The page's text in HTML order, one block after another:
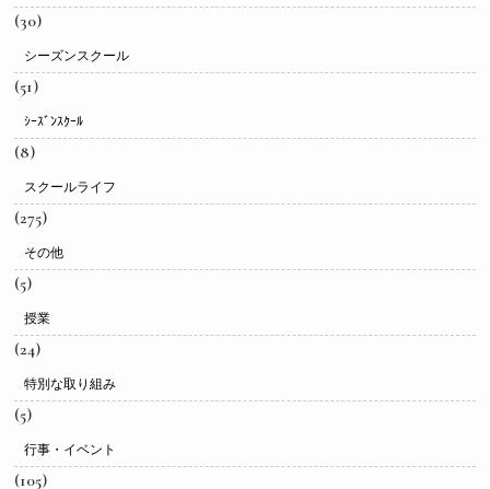
(30)
シーズンスクール
(51)
ｼｰｽﾞﾝｽｸｰﾙ
(8)
スクールライフ
(275)
その他
(5)
授業
(24)
特別な取り組み
(5)
行事・イベント
(105)